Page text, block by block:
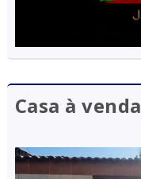
Casa à venda